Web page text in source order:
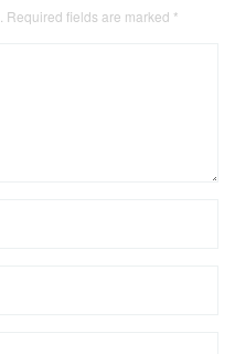
Required fields are marked *